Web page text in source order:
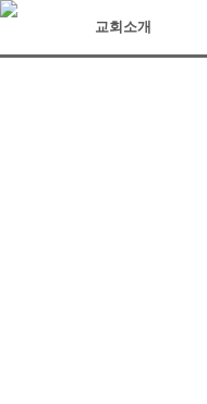
아리조나장로교회
교회소개